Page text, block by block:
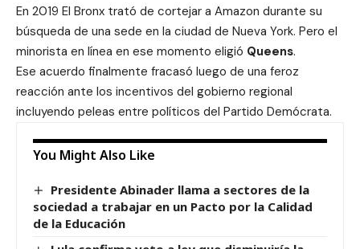
En 2019 El Bronx trató de cortejar a Amazon durante su
búsqueda de una sede en la ciudad de Nueva York. Pero el
minorista en línea en ese momento eligió Queens.
Ese acuerdo finalmente fracasó luego de una feroz
reacción ante los incentivos del gobierno regional
incluyendo peleas entre políticos del Partido Demócrata.
You Might Also Like
Presidente Abinader llama a sectores de la
sociedad a trabajar en un Pacto por la Calidad
de la Educación